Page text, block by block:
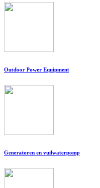
Outdoor Power Equipment
Generatoren en vuilwaterpomp